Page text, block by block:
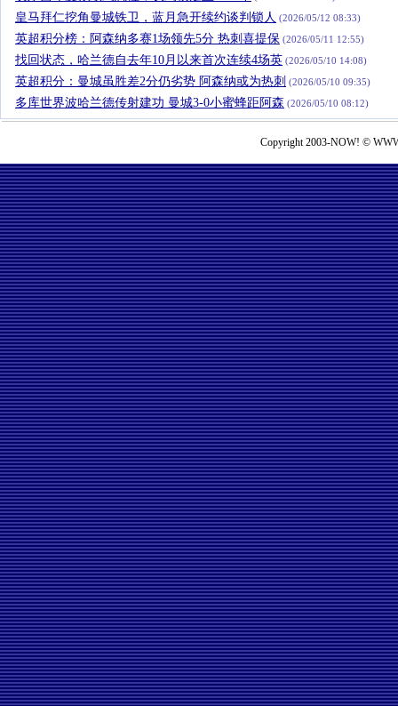
皇马拜仁挖角曼城铁卫，蓝月急开续约谈判锁人 (2026/05/12 08:33)
英超积分榜：阿森纳多赛1场领先5分 热刺喜提保 (2026/05/11 12:55)
找回状态，哈兰德自去年10月以来首次连续4场英 (2026/05/10 14:08)
英超积分：曼城虽胜差2分仍劣势 阿森纳或为热刺 (2026/05/10 09:35)
多库世界波哈兰德传射建功 曼城3-0小蜜蜂距阿森 (2026/05/10 08:12)
Copyright 2003-NOW! ©